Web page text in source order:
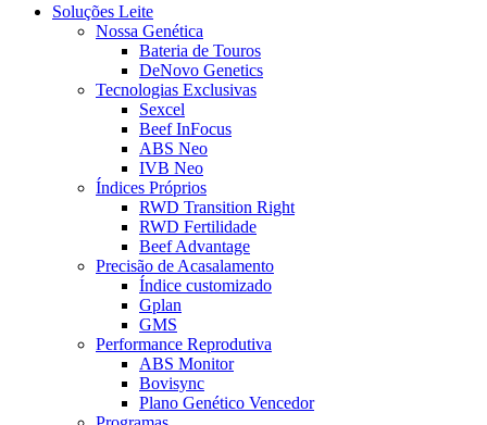
Soluções Leite
Nossa Genética
Bateria de Touros
DeNovo Genetics
Tecnologias Exclusivas
Sexcel
Beef InFocus
ABS Neo
IVB Neo
Índices Próprios
RWD Transition Right
RWD Fertilidade
Beef Advantage
Precisão de Acasalamento
Índice customizado
Gplan
GMS
Performance Reprodutiva
ABS Monitor
Bovisync
Plano Genético Vencedor